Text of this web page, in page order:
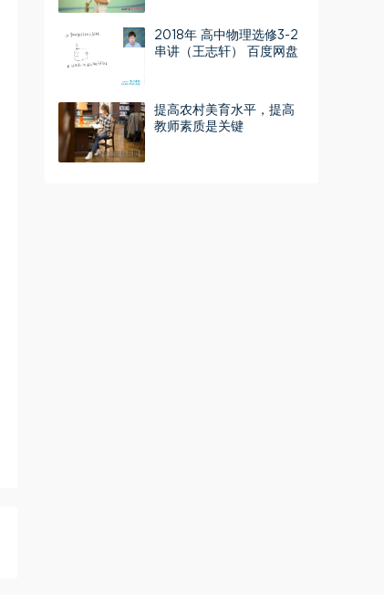
2018年 高中物理选修3-2
串讲（王志轩） 百度网盘
提高农村美育水平，提高
教师素质是关键